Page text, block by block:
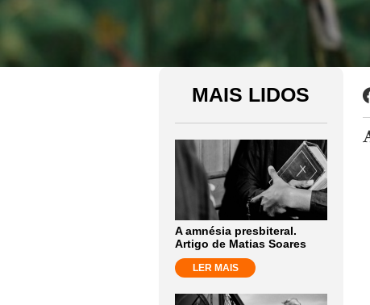
MAIS LIDOS
A amnésia presbiteral.
Artigo de Matias Soares
LER MAIS